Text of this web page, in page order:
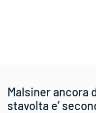
Malsiner ancora
stavolta e’